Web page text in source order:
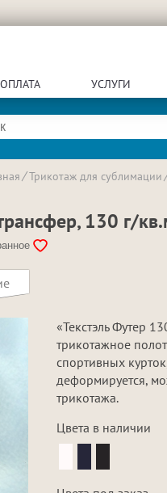
УСЛУГИ
Трикотаж для сублимации
130 г/
«Текстэль Футер
трикотажное
спортивных
деформируется,
трикотажа.
Цвета в наличии